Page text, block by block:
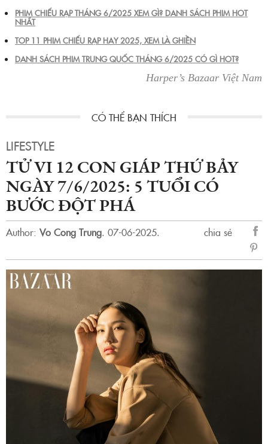
PHIM CHIẾU RẠP THÁNG 6/2025 XEM GÌ? DANH SÁCH PHIM HOT
NHẤT
TOP 11 PHIM CHIẾU RẠP HAY 2025, XEM LÀ GHIỀN
DANH SÁCH PHIM TRUNG QUỐC THÁNG 6/2025 CÓ GÌ HOT?
Harper’s Bazaar Việt Nam
LIFESTYLE
TỬ VI 12 CON GIÁP THỨ BẢY
NGÀY 7/6/2025: 5 TUỔI CÓ
BƯỚC ĐỘT PHÁ
Author: Vo Cong Trung. 07-06-2025.
chia sẻ
sẻ